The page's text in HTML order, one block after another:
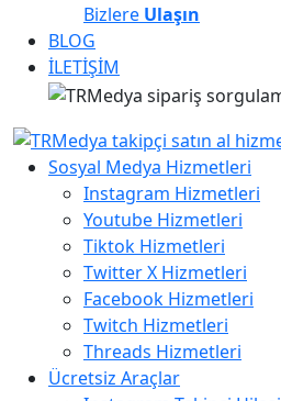
Bizlere Ulaşın
BLOG
İLETİŞİM
Sosyal Medya Hizmetleri
Instagram Hizmetleri
Youtube Hizmetleri
Tiktok Hizmetleri
Twitter X Hizmetleri
Facebook Hizmetleri
Twitch Hizmetleri
Threads Hizmetleri
Ücretsiz Araçlar